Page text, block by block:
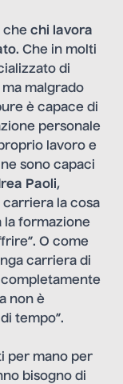
che chi lavora
. Che in molti
di
malgrado
è capace di
personale
lavoro e
sono capaci
Paoli,
carriera la cosa
la formazione
O come
carriera di
non è
tempo”.
per mano per
bisogno di